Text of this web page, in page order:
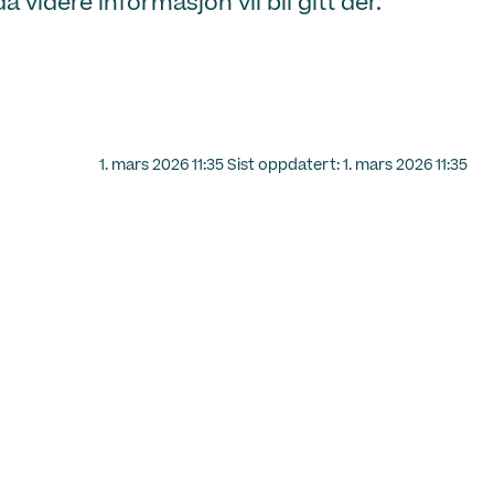
Lagt
1. mars 2026 11:35Sist oppdatert:1. mars 2026 11:35